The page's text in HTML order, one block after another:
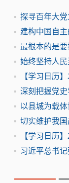
探寻百年大
建构中国自
最根本的是
始终坚持人
【学习日历
深刻把握党
以县城为载
切实维护我
【学习日历
习近平总书